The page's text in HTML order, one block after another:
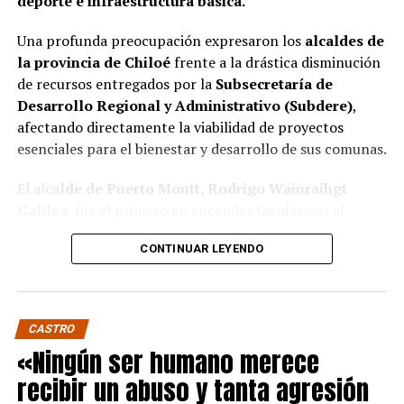
Una profunda preocupación expresaron los alcaldes de
la provincia de Chiloéfrente a la drástica disminución
de recursos entregados por la Subsecretaría de
Desarrollo Regional y Administrativo (Subdere),
afectando directamente la viabilidad de proyectos
esenciales para el bienestar y desarrollo de sus comunas.
El alca lde de Puerto Montt, Rodrigo Wainraihgt
denunciar públicamente que la Subdere no cuenta con
fondos para financiar iniciativas del Programa de
Mejoramiento de Barrios (PMB), a pesar de que muchas
ya estaban declaradas elegibles.
historia, la Subdere no tiene recursos para estos
programas fundamentales”, afirmó el edil de la capital
regional de Los Lagos.
CONTINUAR LEYENDO
CASTRO
«Ningún ser humano merece
recibir un abuso y tanta agresión